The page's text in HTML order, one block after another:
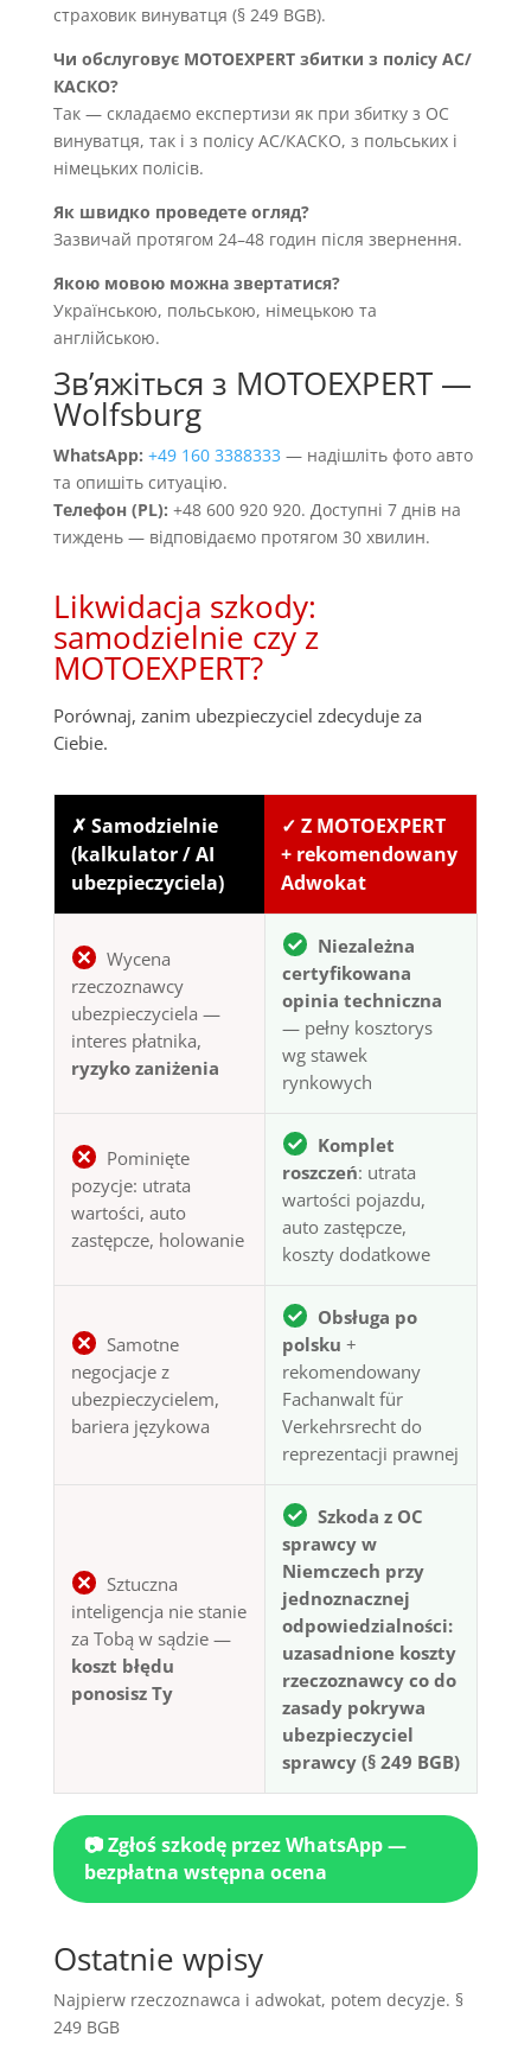
страховик винуватця (§ 249 BGB).
Чи обслуговує MOTOEXPERT збитки з полісу AC/
КАСКО?
Так — складаємо експертизи як при збитку з OC
винуватця, так і з полісу AC/КАСКО, з польських і
німецьких полісів.
Як швидко проведете огляд?
Зазвичай протягом 24–48 годин після звернення.
Якою мовою можна звертатися?
Українською, польською, німецькою та
англійською.
Звʼяжіться з MOTOEXPERT —
Wolfsburg
WhatsApp: +49 160 3388333 — надішліть фото авто
та опишіть ситуацію.
Телефон (PL): +48 600 920 920. Доступні 7 днів на
тиждень — відповідаємо протягом 30 хвилин.
Likwidacja szkody:
samodzielnie czy z
MOTOEXPERT?
Porównaj, zanim ubezpieczyciel zdecyduje za
Ciebie.
✗ Samodzielnie
(kalkulator / AI
ubezpieczyciela)
✓ Z MOTOEXPERT
+ rekomendowany
Adwokat
Wycena
rzeczoznawcy
ubezpieczyciela —
interes płatnika,
ryzyko zaniżenia
Niezależna
certyfikowana
opinia techniczna
— pełny kosztorys
wg stawek
rynkowych
Pominięte
pozycje: utrata
wartości, auto
zastępcze, holowanie
Komplet
roszczeń: utrata
wartości pojazdu,
auto zastępcze,
koszty dodatkowe
Samotne
negocjacje z
ubezpieczycielem,
bariera językowa
Obsługa po
polsku +
rekomendowany
Fachanwalt für
Verkehrsrecht do
reprezentacji prawnej
Sztuczna
inteligencja nie stanie
za Tobą w sądzie —
koszt błędu
ponosisz Ty
Szkoda z OC
sprawcy w
Niemczech przy
jednoznacznej
odpowiedzialności:
uzasadnione koszty
rzeczoznawcy co do
zasady pokrywa
ubezpieczyciel
sprawcy (§ 249 BGB)
📷 Zgłoś szkodę przez WhatsApp —
bezpłatna wstępna ocena
Ostatnie wpisy
Najpierw rzeczoznawca i adwokat, potem decyzje. §
249 BGB